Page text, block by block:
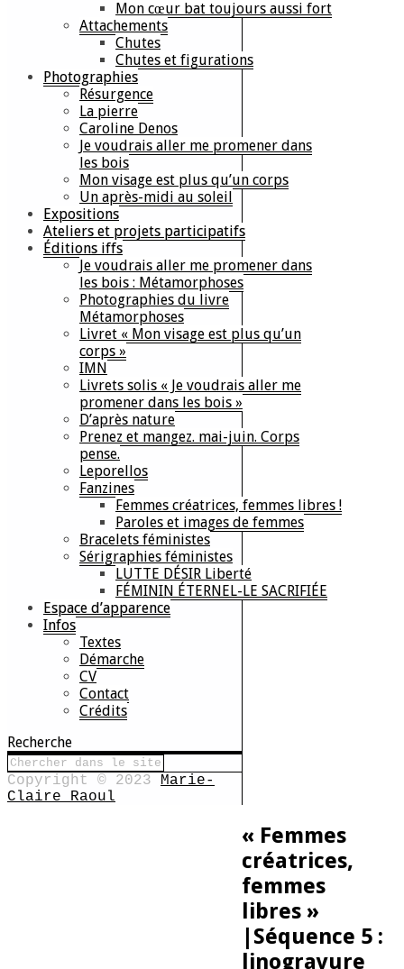
Mon cœur bat toujours aussi fort
Attachements
Chutes
Chutes et figurations
Photographies
Résurgence
La pierre
Caroline Denos
Je voudrais aller me promener dans
les bois
Mon visage est plus qu’un corps
Un après-midi au soleil
Expositions
Ateliers et projets participatifs
Éditions iffs
Je voudrais aller me promener dans
les bois : Métamorphoses
Photographies du livre
Métamorphoses
Livret « Mon visage est plus qu’un
corps »
IMN
Livrets solis « Je voudrais aller me
promener dans les bois »
D’après nature
Prenez et mangez. mai-juin. Corps
pense.
Leporellos
Fanzines
Femmes créatrices, femmes libres !
Paroles et images de femmes
Bracelets féministes
Sérigraphies féministes
LUTTE DÉSIR Liberté
FÉMININ ÉTERNEL-LE SACRIFIÉE
Espace d’apparence
Infos
Textes
Démarche
CV
Contact
Crédits
Recherche
Copyright © 2023 Marie-
Claire Raoul
« Femmes
créatrices,
femmes
libres »
|Séquence 5 :
linogravure